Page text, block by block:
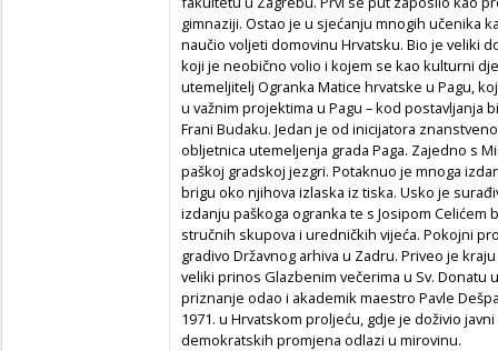
gimnaziji. Ostao je u sjećanju mnogih učenika
naučio voljeti domovinu Hrvatsku. Bio je veliki
koji je neobično volio i kojem se kao kulturni
utemeljitelj Ogranka Matice hrvatske u Pagu,
u važnim projektima u Pagu – kod postavljanja
Frani Budaku. Jedan je od inicijatora
obljetnica utemeljenja grada Paga. Zajedno s
paškoj gradskoj jezgri. Potaknuo je mnoga
brigu oko njihova izlaska iz tiska. Usko je
izdanju paškoga ogranka te s Josipom
stručnih skupova i uredničkih vijeća. Pokojni
gradivo Državnog arhiva u Zadru. Priveo je
veliki prinos Glazbenim večerima u Sv. Donatu
priznanje odao i akademik maestro Pavle
1971. u Hrvatskom proljeću, gdje je doživio
demokratskih promjena odlazi u mirovinu.